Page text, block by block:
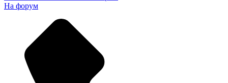
На форум